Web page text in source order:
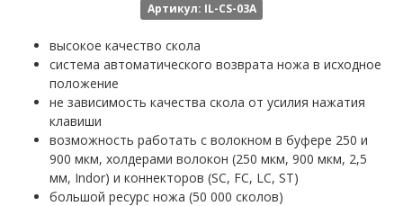
Артикул: IL-CS-03A
высокое качество скола
система автоматического возврата ножа в исходное
положение
не зависимость качества скола от усилия нажатия
клавиши
возможность работать с волокном в буфере 250 и
900 мкм, холдерами волокон (250 мкм, 900 мкм, 2,5
мм, Indor) и коннекторов (SC, FC, LC, ST)
большой ресурс ножа (50 000 сколов)